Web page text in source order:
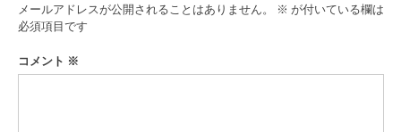
ー
シ
メールアドレスが公開されることはありません。 ※ が付いている欄は
必須項目です
コメント ※